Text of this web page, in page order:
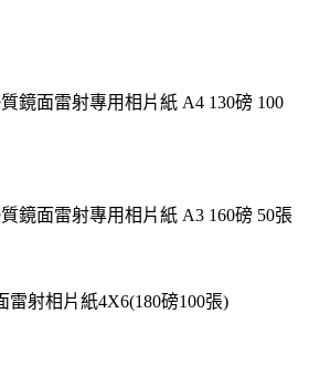
鏡面雷射專用相片紙 A4 130磅 100
鏡面雷射專用相片紙 A3 160磅 50張
射相片紙4X6(180磅100張)